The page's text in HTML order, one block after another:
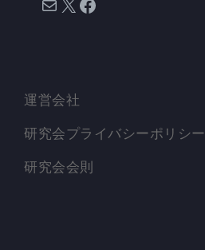
メール X Facebook
運営会社
研究会プライバシーポリシー
研究会会則